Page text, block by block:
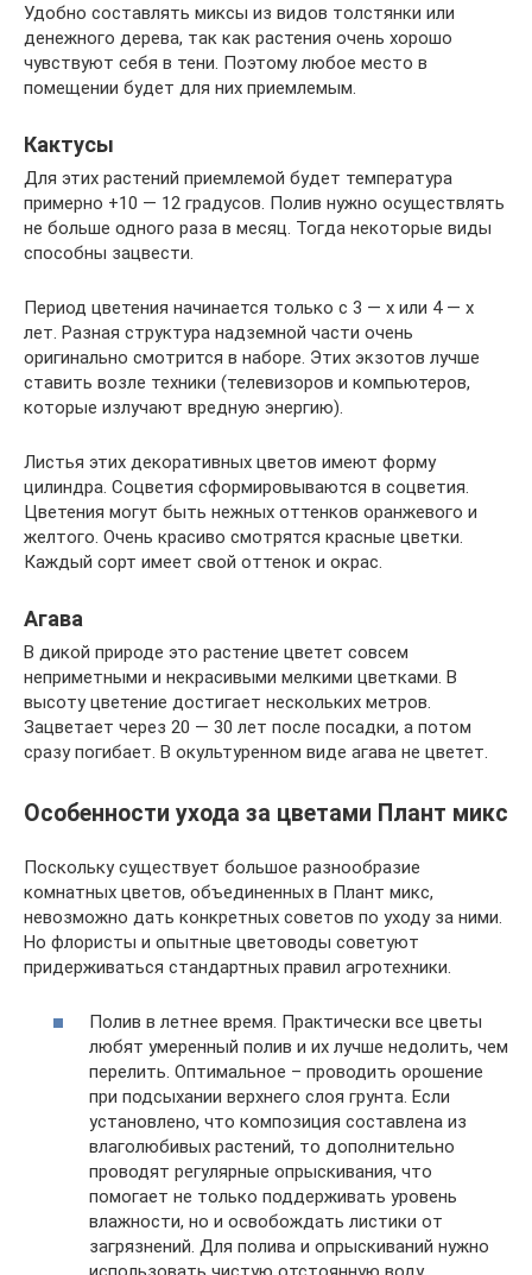
Удобно составлять миксы из видов толстянки или
денежного дерева, так как растения очень хорошо
чувствуют себя в тени. Поэтому любое место в
помещении будет для них приемлемым.
Кактусы
Для этих растений приемлемой будет температура
примерно +10 — 12 градусов. Полив нужно осуществлять
не больше одного раза в месяц. Тогда некоторые виды
способны зацвести.
Период цветения начинается только с 3 — х или 4 — х
лет. Разная структура надземной части очень
оригинально смотрится в наборе. Этих экзотов лучше
ставить возле техники (телевизоров и компьютеров,
которые излучают вредную энергию).
Листья этих декоративных цветов имеют форму
цилиндра. Соцветия сформировываются в соцветия.
Цветения могут быть нежных оттенков оранжевого и
желтого. Очень красиво смотрятся красные цветки.
Каждый сорт имеет свой оттенок и окрас.
Агава
В дикой природе это растение цветет совсем
неприметными и некрасивыми мелкими цветками. В
высоту цветение достигает нескольких метров.
Зацветает через 20 — 30 лет после посадки, а потом
сразу погибает. В окультуренном виде агава не цветет.
Особенности ухода за цветами Плант микс
Поскольку существует большое разнообразие
комнатных цветов, объединенных в Плант микс,
невозможно дать конкретных советов по уходу за ними.
Но флористы и опытные цветоводы советуют
придерживаться стандартных правил агротехники.
Полив в летнее время. Практически все цветы
любят умеренный полив и их лучше недолить, чем
перелить. Оптимальное – проводить орошение
при подсыхании верхнего слоя грунта. Если
установлено, что композиция составлена из
влаголюбивых растений, то дополнительно
проводят регулярные опрыскивания, что
помогает не только поддерживать уровень
влажности, но и освобождать листики от
загрязнений. Для полива и опрыскиваний нужно